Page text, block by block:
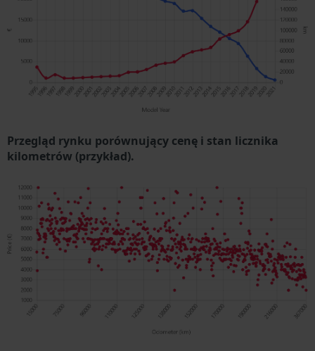
Przegląd rynku porównujący cenę i stan licznika
kilometrów (przykład).